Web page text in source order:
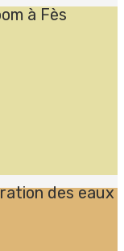
à Fès
des eaux